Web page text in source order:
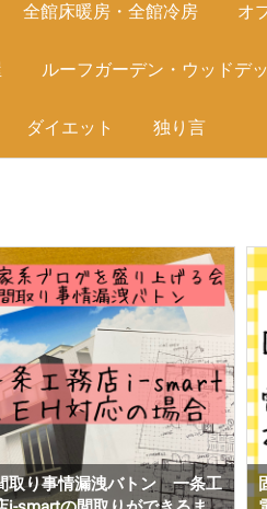
全館床暖房・全館冷房 オ
ルーフガーデン・ウッドデ
ダイエット 独り言
資産税の調査、訪問ではなく